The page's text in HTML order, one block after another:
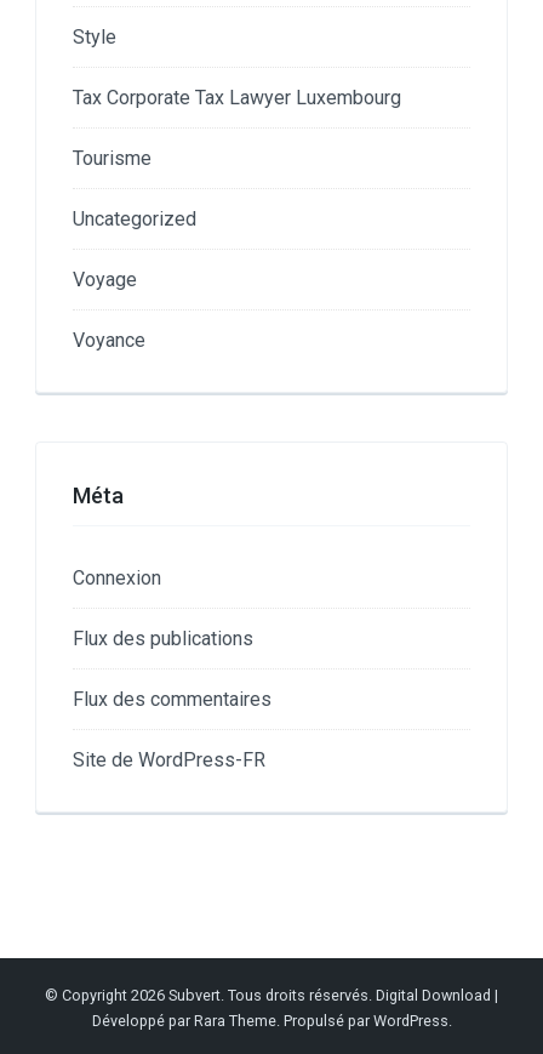
Style
Tax Corporate Tax Lawyer Luxembourg
Tourisme
Uncategorized
Voyage
Voyance
Méta
Connexion
Flux des publications
Flux des commentaires
Site de WordPress-FR
© Copyright 2026 Subvert . Tous droits réservés. Digital Download |
Développé par Rara Theme. Propulsé par WordPress